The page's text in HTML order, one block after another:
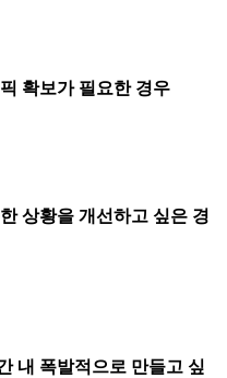
확보가 필요한 경우
상황을 개선하고 싶은 경
내 폭발적으로 만들고 싶